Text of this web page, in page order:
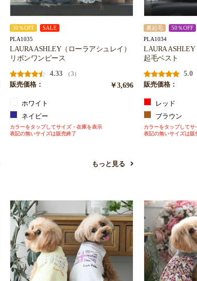
30％OFF SALE
PLA1035
LAURA ASHLEY（ローラアシュレイ）
リボンワンピース
4.33
（3）
販売価格：
￥3,696
ホワイト
ネイビー
カラーをタップしてサイズ・在庫を表示
表記の無いサイズは販売終了
もっと見る
裏起毛 50％OFF
PLA1034
LAURA ASHLEY
起毛ベスト
5.0
販売価格：
レッド
ブラウン
カラーをタップしてサ
表記の無いサイズは販